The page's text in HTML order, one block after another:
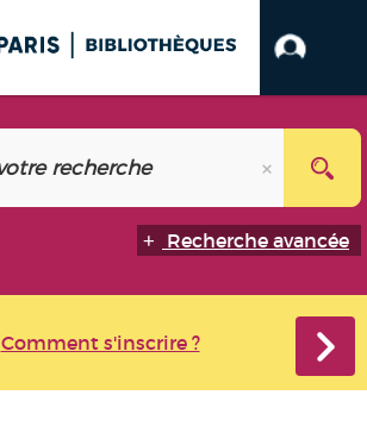
Recherche avancée
Comment s'inscrire ?